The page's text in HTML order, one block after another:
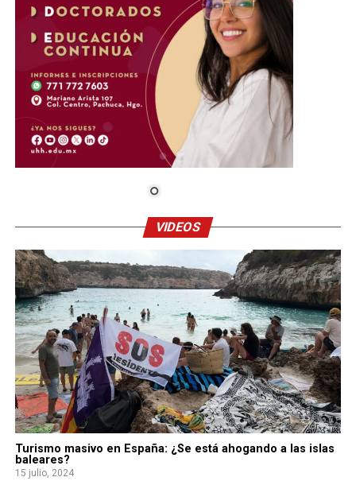
VIDEOS
Turismo masivo en España: ¿Se está ahogando a las islas
baleares?
15 julio, 2024